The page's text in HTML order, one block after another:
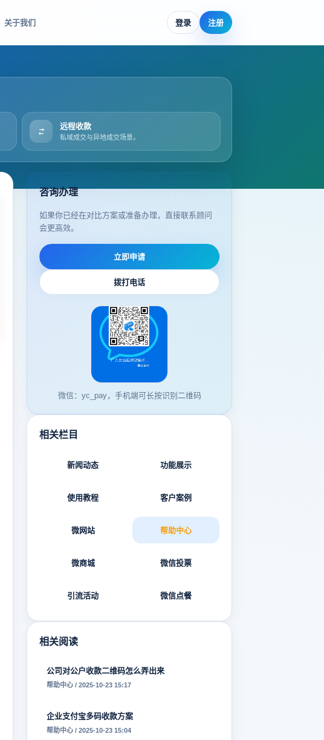
关于我们 登录 注册
远程收款
私域成交与异地成交场景。
咨询办理
如果你已经在对比方案或准备办理，直接联系顾问
会更高效。
立即申请
拨打电话
微信：yc_pay，手机端可长按识别二维码
相关栏目
新闻动态 功能展示
使用教程 客户案例
微网站 帮助中心
微商城 微信投票
引流活动 微信点餐
相关阅读
公司对公户收款二维码怎么弄出来
帮助中心 / 2025-10-23 15:17
企业支付宝多码收款方案
帮助中心 / 2025-10-23 15:04